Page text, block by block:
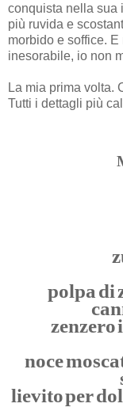
conquista nella sua
più ruvida e
morbido e soffice.
inesorabile, io non
La mia prima volta.
Tutti i dettagli più
polpa di
zenzero
noce
lievito per